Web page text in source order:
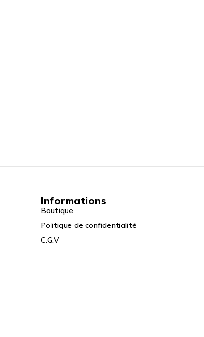
Informations
Boutique
Politique de confidentialité
C.G.V